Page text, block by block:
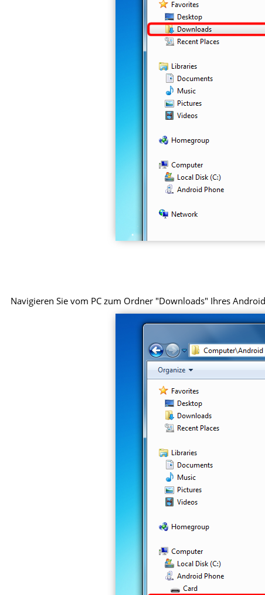
Navigieren Sie vom PC zum Ordner "Downloads" Ihres